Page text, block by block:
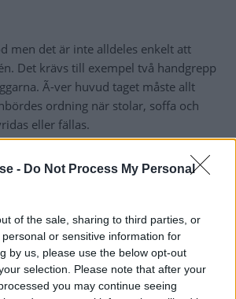
- Do Not Process My Personal
of the sale, sharing to third parties, or
or sensitive information for
by us, please use the below opt-out
selection. Please note that after your
you may continue seeing
men det är inte alldeles enkelt att
Det krävs till exempel två handgrepp
Ã-ver huvud taget måste allt
ordning när stolar, soffa och
eller fällas.
kostar 399 500 kr, förvisso en
Men man sparar in de pengar som
stora. Virke med en längd uppåt
inte heller större möbler. Vi
ut som en nästan två meter hög (194